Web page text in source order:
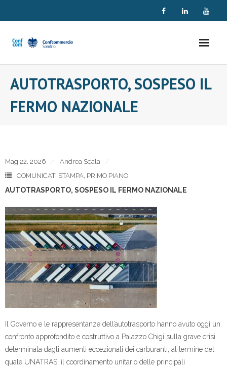
AUTOTRASPORTO, SOSPESO IL
FERMO NAZIONALE
Mag 22, 2026
Andrea Scala
COMUNICATI STAMPA, PRIMO PIANO
AUTOTRASPORTO, SOSPESO IL FERMO NAZIONALE
Il Governo e le rappresentanze dell’autotrasporto hanno avuto oggi un
confronto approfondito e costruttivo a Palazzo Chigi sulla grave crisi
determinata dagli aumenti eccezionali dei carburanti, al termine del
quale UNATRAS, il coordinamento unitario delle principali